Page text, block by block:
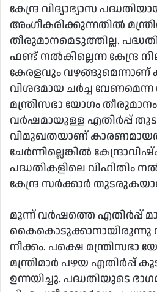
കേന്ദ്ര വിദ്യാഭ്യാസ
അംഗീകരിക്കുന്നതിൽ
തീരുമാനമെടുത്തില്ല.
ഫണ്ട് നൽകില്ലെന്ന കേന്ദ്ര
കേരളവും വഴങ്ങുമെന്നാണ്
വിശദമായ ചർച്ച വേണമെന്ന
മന്ത്രിസഭാ യോഗം തീരുമാനം
വർഷമായുള്ള എതിർപ്പ്
വിമുഖതയാണ്
ചേർന്നില്ലെങ്കിൽ
പദ്ധതികളിലെ വിഹിതിം
കേന്ദ്ര സർക്കാർ
മൂന്ന് വർഷത്തെ എതിർപ്പ്
കൈകൊടുക്കാനായിരുന്നു
നീക്കം. പക്ഷെ
മന്ത്രിമാർ പഴയ
ഉന്നയിച്ചു. പദ്ധതിയുടെ